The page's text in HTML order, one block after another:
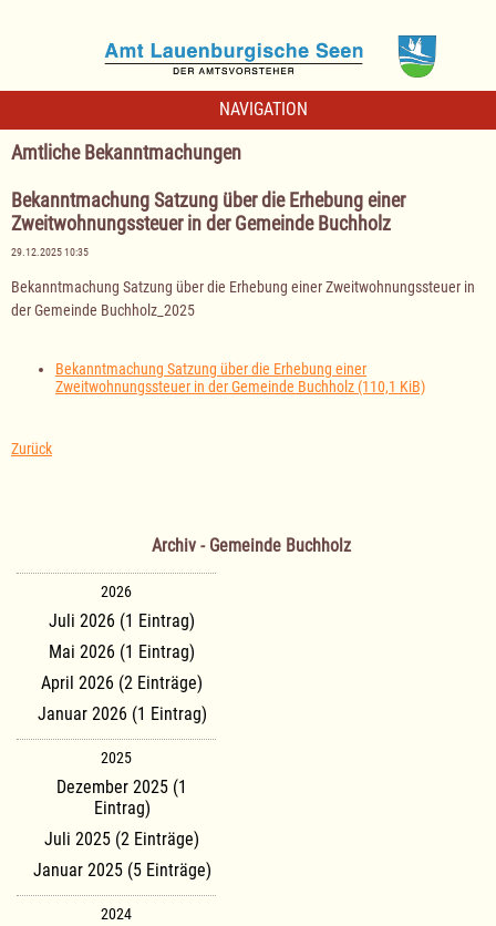
NAVIGATION
Amtliche Bekanntmachungen
Bekanntmachung Satzung über die Erhebung einer
Zweitwohnungssteuer in der Gemeinde Buchholz
29.12.2025 10:35
Bekanntmachung Satzung über die Erhebung einer Zweitwohnungssteuer in
der Gemeinde Buchholz_2025
Bekanntmachung Satzung über die Erhebung einer
Zweitwohnungssteuer in der Gemeinde Buchholz (110,1 KiB)
Zurück
Archiv - Gemeinde Buchholz
2026
Juli 2026 (1 Eintrag)
Mai 2026 (1 Eintrag)
April 2026 (2 Einträge)
Januar 2026 (1 Eintrag)
2025
Dezember 2025 (1
Eintrag)
Juli 2025 (2 Einträge)
Januar 2025 (5 Einträge)
2024